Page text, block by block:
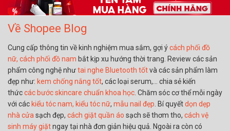
Về Shopee Blog
Cung cấp thông tin về kinh nghiệm mua sắm, gợi ýcách phối đồ
nữ, cách phối đồ nam bắt kịp xu hướng thời trang. Review các sản
phẩm công nghệ nhưtai nghe Bluetooth tốtvà các sản phẩm làm
đẹp như: kem chống nắng tốt, các loại serum,… chia sẻ kiến
thứccác bước skincare chuẩn khoa học . Chăm sóc cơ thể mỗi ngày
với các kiểu tóc nam, kiểu tóc nữ, mẫu nail đẹp . Bí quyếtdọn dẹp
nhà cửa sạch đẹp, cách giặt quần áo sạch sẽ thơm tho, cách vệ
sinh máy giặtngay tại nhà đơn giản hiệu quả. Ngoài ra còn có